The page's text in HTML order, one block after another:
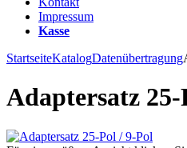
Impressum
Kasse
StartseiteKatalogDatenübertragung
Adaptersatz